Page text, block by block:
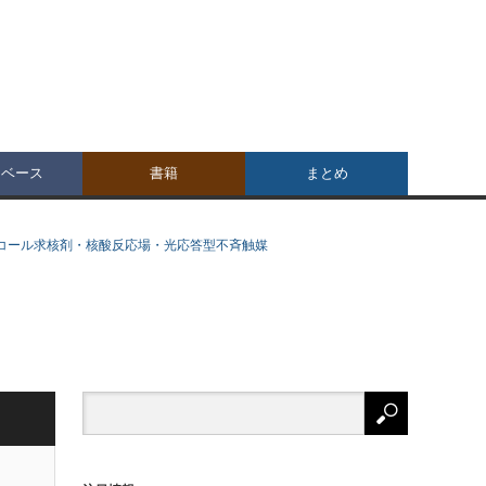
ース 書籍 まとめ
ル求核剤・核酸反応場・光応答型不斉触媒